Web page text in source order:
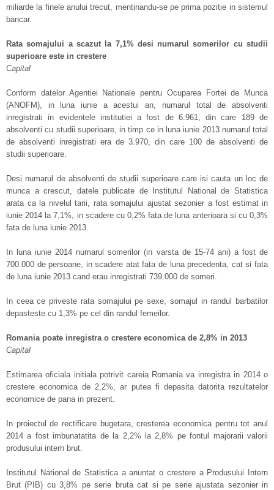
miliarde la finele anului trecut, mentinandu-se pe prima pozitie in sistemul
bancar.
Rata somajului a scazut la 7,1% desi numarul somerilor cu studii
superioare este in crestere
Capital
Conform datelor Agentiei Nationale pentru Ocuparea Fortei de Munca
(ANOFM), in luna iunie a acestui an, numarul total de absolventi
inregistrati in evidentele institutiei a fost de 6.961, din care 189 de
absolventi cu studii superioare, in timp ce in luna iunie 2013 numarul total
de absolventi inregistrati era de 3.970, din care 100 de absolventi de
studii superioare.
Desi numarul de absolventi de studii superioare care isi cauta un loc de
munca a crescut, datele publicate de Institutul National de Statistica
arata ca la nivelul tarii, rata somajului ajustat sezonier a fost estimat in
iunie 2014 la 7,1%, in scadere cu 0,2% fata de luna anterioara si cu 0,3%
fata de luna iunie 2013.
In luna iunie 2014 numarul somerilor (in varsta de 15-74 ani) a fost de
700.000 de persoane, in scadere atat fata de luna precedenta, cat si fata
de luna iunie 2013 cand erau inregistrati 739.000 de someri.
In ceea ce priveste rata somajului pe sexe, somajul in randul barbatilor
depasteste cu 1,3% pe cel din randul femeilor.
Romania poate inregistra o crestere economica de 2,8% in 2013
Capital
Estimarea oficiala initiala potrivit careia Romania va inregistra in 2014 o
crestere economica de 2,2%, ar putea fi depasita datorita rezultatelor
economice de pana in prezent.
In proiectul de rectificare bugetara, cresterea economica pentru tot anul
2014 a fost imbunatatita de la 2,2% la 2,8% pe fontul majorarii valorii
produsului intern brut.
Institutul National de Statistica a anuntat o crestere a Produsului Intern
Brut (PIB) cu 3,8% pe serie bruta cat si pe serie ajustata sezonier in